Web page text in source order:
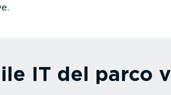
IT del parco